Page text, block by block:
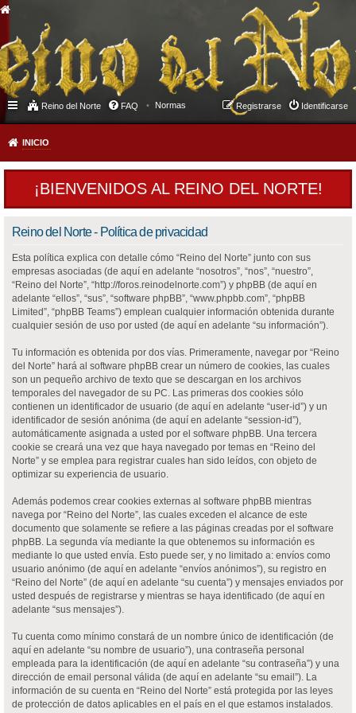
Reino del Norte FAQ Normas Identificarse
Registrarse
INICIO
¡BIENVENIDOS AL REINO DEL NORTE!
Reino del Norte - Política de privacidad
Esta política explica con detalle cómo “Reino del Norte” junto con sus
empresas asociadas (de aquí en adelante “nosotros”, “nos”, “nuestro”,
“Reino del Norte”, “http://foros.reinodelnorte.com”) y phpBB (de aquí en
adelante “ellos”, “sus”, “software phpBB”, “www.phpbb.com”, “phpBB
Limited”, “phpBB Teams”) emplean cualquier información obtenida durante
cualquier sesión de uso por usted (de aquí en adelante “su información”).
Tu información es obtenida por dos vías. Primeramente, navegar por “Reino
del Norte” hará al software phpBB crear un número de cookies, las cuales
son un pequeño archivo de texto que se descargan en los archivos
temporales del navegador de su PC. Las primeras dos cookies sólo
contienen un identificador de usuario (de aquí en adelante “user-id”) y un
identificador de sesión anónima (de aquí en adelante “session-id”),
automáticamente asignada a usted por el software phpBB. Una tercera
cookie se creará una vez que haya navegado por temas en “Reino del
Norte” y se emplea para registrar cuales han sido leídos, con objeto de
optimizar su experiencia de usuario.
Además podemos crear cookies externas al software phpBB mientras
navega por “Reino del Norte”, las cuales exceden el alcance de este
documento que solamente se refiere a las páginas creadas por el software
phpBB. La segunda vía mediante la que obtenemos su información es
mediante lo que usted envía. Esto puede ser, y no limitado a: envíos como
usuario anónimo (de aquí en adelante “envíos anónimos”), su registro en
“Reino del Norte” (de aquí en adelante “su cuenta”) y mensajes enviados por
usted después de registrarse y mientras se haya identificado (de aquí en
adelante “sus mensajes”).
Tu cuenta como mínimo constará de un nombre único de identificación (de
aquí en adelante “su nombre de usuario”), una contraseña personal
empleada para la identificación (de aquí en adelante “su contraseña”) y una
dirección de email personal válida (de aquí en adelante “su email”). La
información de su cuenta en “Reino del Norte” está protegida por las leyes
de protección de datos aplicables en el país en el que estamos instalados.